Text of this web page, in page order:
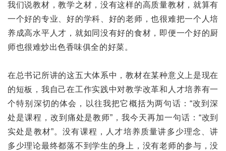
我们说教材，教学之材，没有这样的高质量教材，就算有
一个好的专业、好的学科、好的老师，也很难把一个人培
养成高水平人才，就如同没有好的食材，即便一个好的厨
师也很难炒出色香味俱全的好菜。
在总书记所讲的这五大体系中，教材在某种意义上是现在
的短板，我自己在工作实践中对教学改革和人才培养有一
个特别深切的体会，以往我把它概括为两句话：“改到深
处是课程，改到痛处是教师”，我今天再加一句话：“改到
实处是教材”。没有课程，人才培养质量讲多少理念、讲
多少理论最终都落不到学生的身上，没有老师的参与，没